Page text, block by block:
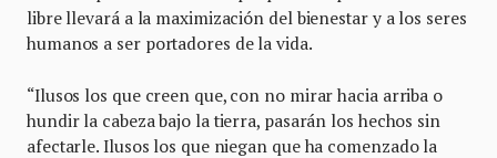
libre llevará a la maximización del bienestar y a los seres
humanos a ser portadores de la vida.
“Ilusos los que creen que, con no mirar hacia arriba o
hundir la cabeza bajo la tierra, pasarán los hechos sin
afectarle. Ilusos los que niegan que ha comenzado la